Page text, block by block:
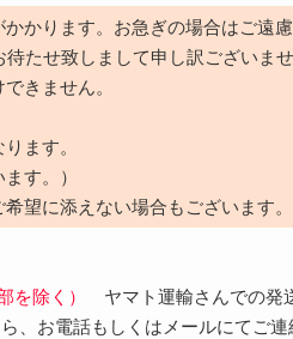
かります。お急ぎの場合はご遠慮
たせ致しまして申し訳ございませ
きません。
ます。
す。）
望に添えない場合もございます。
を除く）
ヤマト運輸さんでの発
お電話もしくはメールにてご連